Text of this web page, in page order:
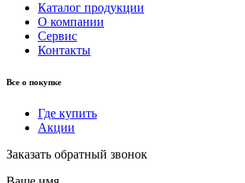
Каталог продукции
О компании
Сервис
Контакты
Все о покупке
Где купить
Акции
Заказать обратный звонок